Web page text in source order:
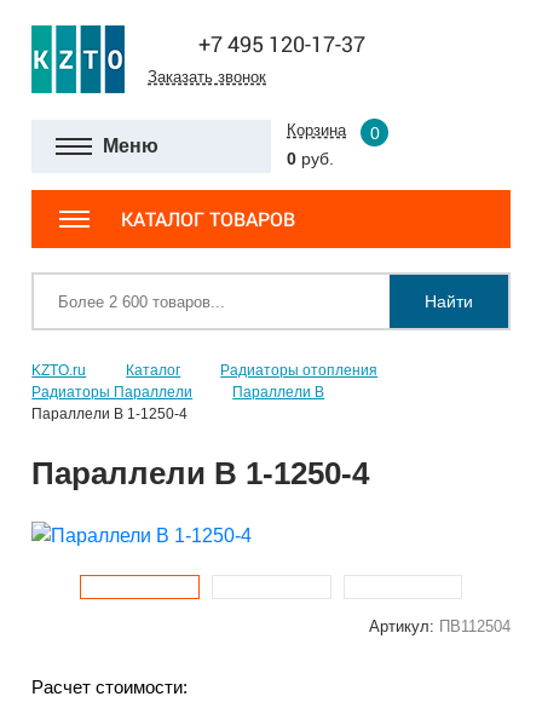
+7 495 120-17-37
Заказать звонок
Меню
Корзина
0
0 руб.
КАТАЛОГ ТОВАРОВ
Найти
KZTO.ru Каталог
Радиаторы отопления
Радиаторы Параллели
Параллели В
Параллели В 1-1250-4
Параллели В 1-1250-4
Артикул: ПВ112504
Расчет стоимости: